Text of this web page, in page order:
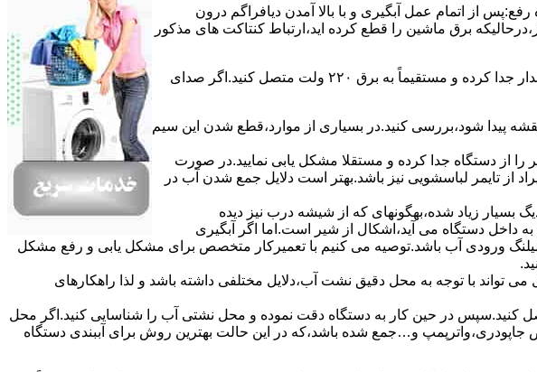
ﺑﻌﺪی اﻧﺠﺎم نمیشود.۱٫ ﻫﯿﺪرواﺳﺘﺎت ﺧﺮاب اﺳﺖ.نحوه رﻓﻊ:ﭘﺲ از اﺗﻤﺎم عمل آﺑﮕﯿﺮی و ﺑﺎ ﺑﺎﻻ آﻣﺪن دﯾﺎﻓﺮاﮔﻢ درون
ﺑﺎﺷﺪ.ﺑه وسیله اهممتر،درحالیکه ﺑﺮق ﻣﺎﺷﯿﻦ را ﻗﻄﻊ کرده اید،ارﺗﺒﺎط ﮐﻨﺘﺎﮐﺖ ﻫﺎی ﻣﺬﮐﻮر
۲٫ ﻣﻮﺗﻮر ﺗﺎﯾﻤﺮ لباسشویی ﺳﻮﺧﺘﻪ اﺳﺖ.نحوه رﻓﻊ:سیمهای ﺑﻮﺑﯿﻦ ﻣﻮﺗﻮر ﺗﺎﯾﻤﺮ ماشین لباسشویی را از ﺳﺎﯾﺮ قسمتهای ﻣﺪار ﺟﺪا کرده و مستقیماً ﺑﻪ برق ۲۲۰ وﻟﺖ ﻣﺘﺼﻞ کنید.اﮔﺮ ﺻﺪای
ﭘﯿﺪا ﺷﻮد،بررسی ﮐﻨﯿﺪ.در ﺑﺴﯿﺎری از موارد،ﻗﻄﻊ ﺷﺪن اﯾﻦ ﺳﯿﻢ
را از دستگاه جدا کرده و مستقلا مشکل یابی نمایید.در صورت
از تایمر لباسشویی نیز باشد.بهتر است دلایل جمع شدن آب در
ﺑﺴﯿﺎر زﯾﺎد ﺷﺪه،بهگونهای ﮐﻪ از ﺷﯿﺸﻪ درب ﻧﯿﺰ دﯾﺪه
دستگاه می آید،اشکال از شیر است.اما اگر آبگیری
ورودی آب باشد.توصیه می کنیم با تعمیرکار متخصص برای مشکل یابی و رفع مشکل
تواند با توجه به محل دقیق نشت آب،دلایل مختلفی داشته باشد و لذا راهکارهای
ﮐﻨﯿﺪ.سپس در حین کار به دستگاه دقت نموده و ﻣﺤﻞ نشتی آب را ﺷﻨﺎﺳﺎﯾﯽ کنید.اﮔﺮ ﻣﺤﻞ
و…جمع شده ﺑﺎﺷﺪ،ﮐﻪ در این حالت بهترین روش برای آببندی دستگاه